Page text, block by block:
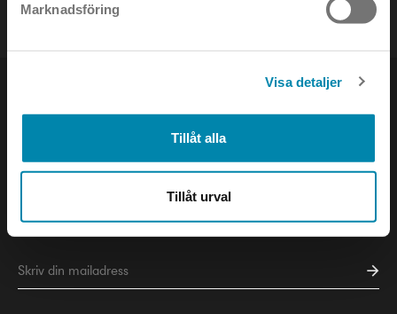
Marknadsföring
Visa detaljer
Tillåt alla
Tillåt urval
NYHETSBREV
Håll dig uppdaterad om det senaste inom ljusets värld!